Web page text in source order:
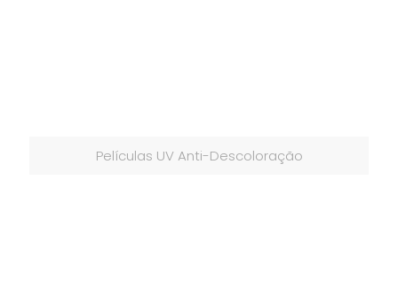
Películas UV Anti-Descoloração